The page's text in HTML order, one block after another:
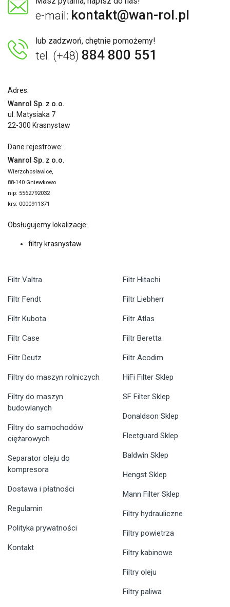
e-mail: kontakt@wan-rol.pl
lub zadzwoń, chętnie pomożemy!
tel. (+48) 884 800 551
Adres:
Wanrol Sp. z o.o.
ul. Matysiaka 7
22-300 Krasnystaw
Dane rejestrowe:
Wanrol Sp. z o.o.
Wierzchosławice,
88-140 Gniewkowo
nip: 5562792032
krs: 0000911371
Obsługujemy lokalizacje:
filtry krasnystaw
Filtr Valtra
Filtr Fendt
Filtr Kubota
Filtr Case
Filtr Deutz
Filtr Hitachi
Filtr Liebherr
Filtr Atlas
Filtr Beretta
Filtr Acodim
Filtry do maszyn rolniczych
Filtry do maszyn
budowlanych
Filtry do samochodów
ciężarowych
Separator oleju do
kompresora
Dostawa i płatności
Regulamin
Polityka prywatności
Kontakt
HiFi Filter Sklep
SF Filter Sklep
Donaldson Sklep
Fleetguard Sklep
Baldwin Sklep
Hengst Sklep
Mann Filter Sklep
Filtry hydrauliczne
Filtry powietrza
Filtry kabinowe
Filtry oleju
Filtry paliwa